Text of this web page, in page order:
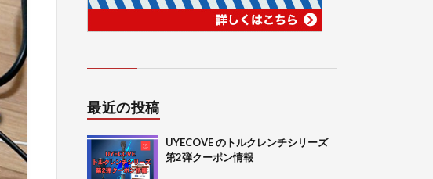
最近の投稿
UYECOVE のトルクレンチシリーズ
第2弾クーポン情報